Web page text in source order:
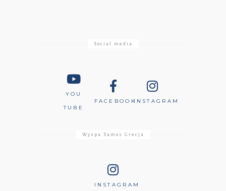
Social media
YOU
TUBE
FACEBOOKINSTAGRAM
Wyspa Samos Grecja
INSTAGRAM